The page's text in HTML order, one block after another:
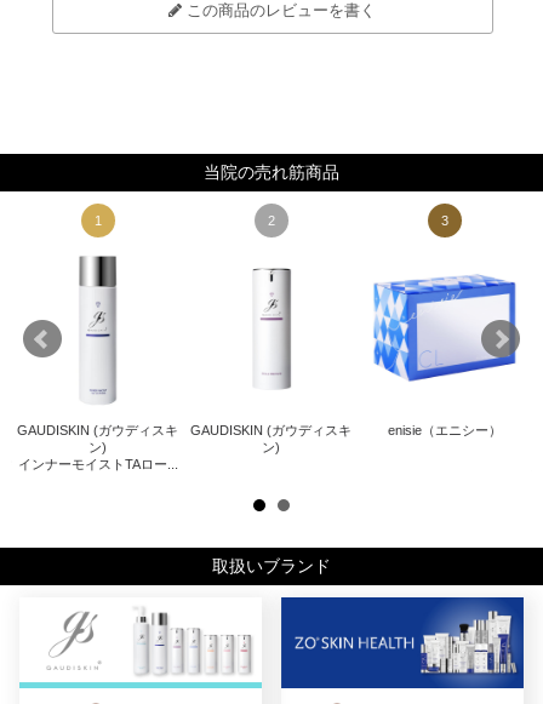
この商品のレビューを書く
当院の売れ筋商品
1
GAUDISKIN (ガウディスキ
ン)
インナーモイストTAロー...
2
GAUDISKIN (ガウディスキ
ン)
3
enisie（エニシー）
取扱いブランド